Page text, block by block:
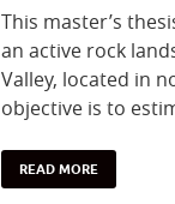
This master’s
an active rock
Valley, located in
objective is to
READ MORE